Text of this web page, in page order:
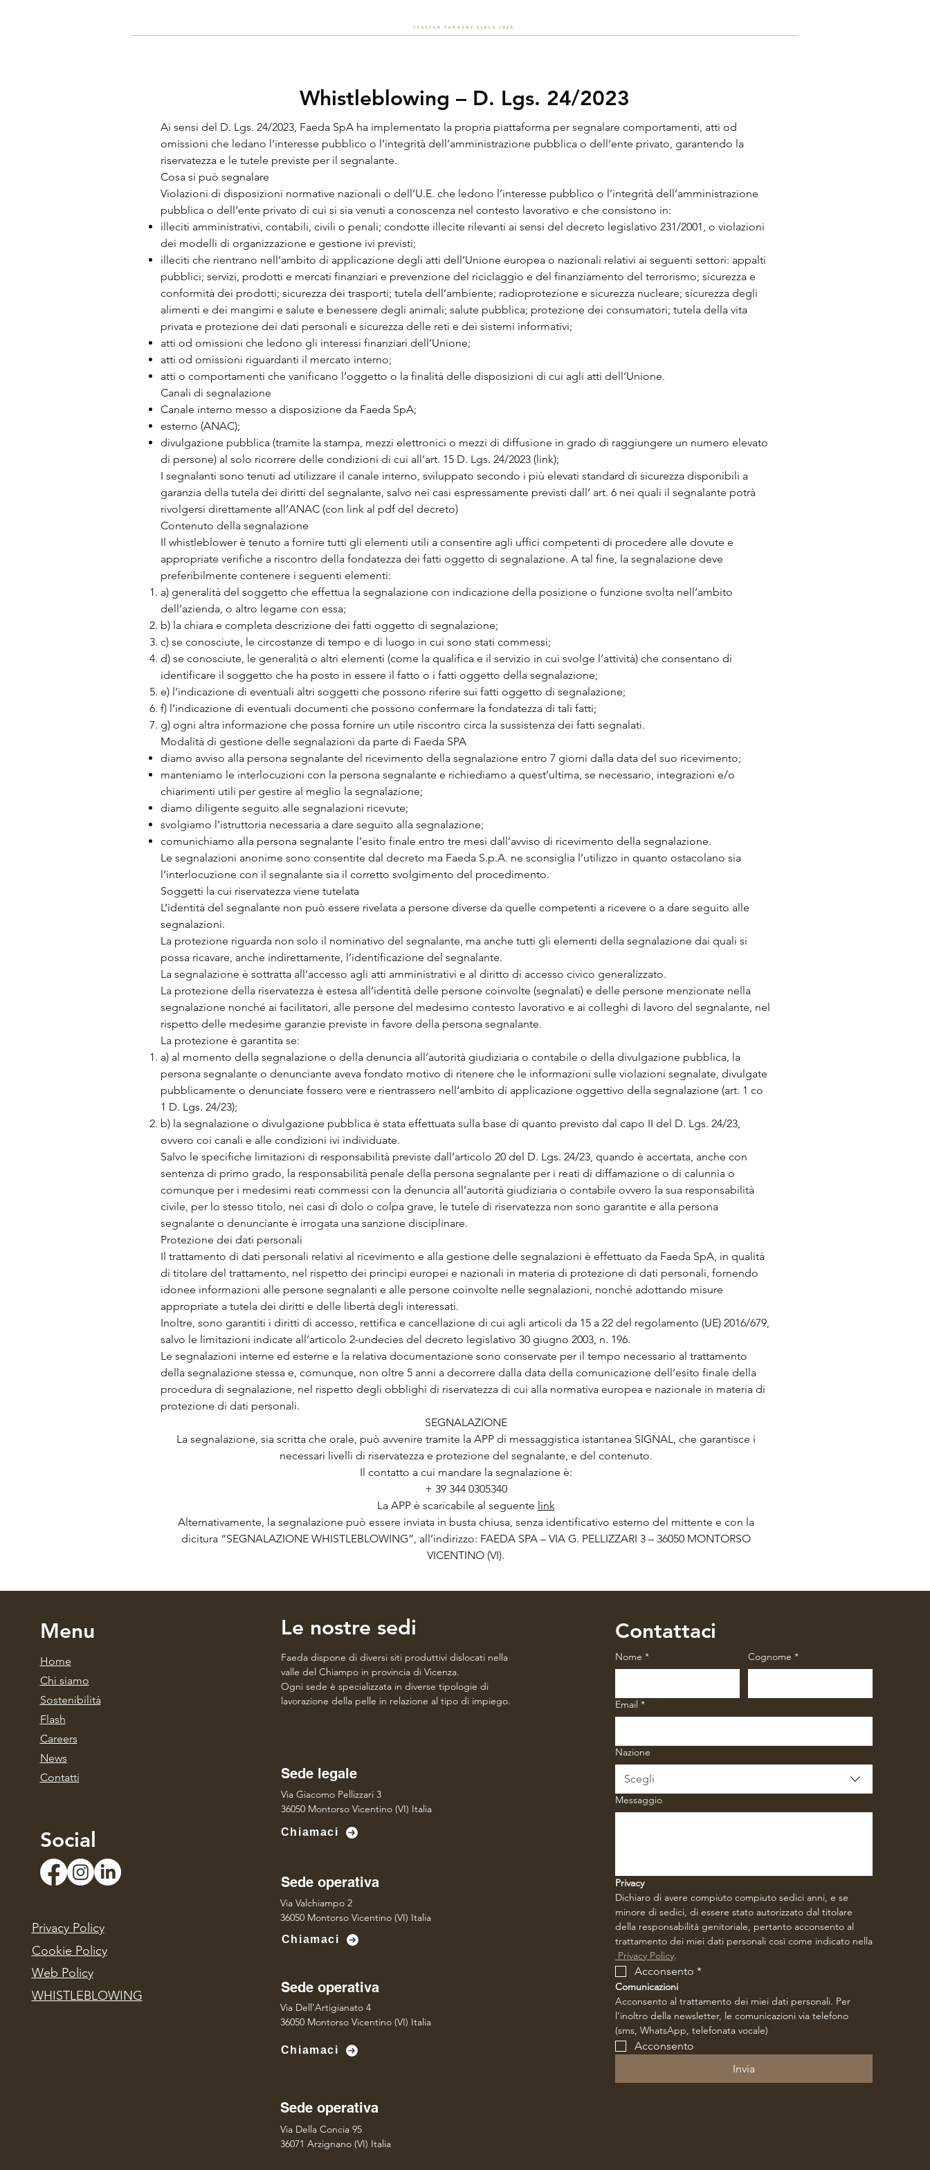
Whistleblowing – D. Lgs. 24/2023
Ai sensi del D. Lgs. 24/2023, Faeda SpA ha implementato la propria piattaforma per segnalare comportamenti, atti od
omissioni che ledano l’interesse pubblico o l’integrità dell’amministrazione pubblica o dell’ente privato, garantendo la
riservatezza e le tutele previste per il segnalante.
Cosa si può segnalare
Violazioni di disposizioni normative nazionali o dell’U.E. che ledono l’interesse pubblico o l’integrità dell’amministrazione
pubblica o dell’ente privato di cui si sia venuti a conoscenza nel contesto lavorativo e che consistono in:
illeciti amministrativi, contabili, civili o penali; condotte illecite rilevanti ai sensi del decreto legislativo 231/2001, o violazioni
dei modelli di organizzazione e gestione ivi previsti;
illeciti che rientrano nell’ambito di applicazione degli atti dell’Unione europea o nazionali relativi ai seguenti settori: appalti
pubblici; servizi, prodotti e mercati finanziari e prevenzione del riciclaggio e del finanziamento del terrorismo; sicurezza e
conformità dei prodotti; sicurezza dei trasporti; tutela dell’ambiente; radioprotezione e sicurezza nucleare; sicurezza degli
alimenti e dei mangimi e salute e benessere degli animali; salute pubblica; protezione dei consumatori; tutela della vita
privata e protezione dei dati personali e sicurezza delle reti e dei sistemi informativi;
atti od omissioni che ledono gli interessi finanziari dell’Unione;
atti od omissioni riguardanti il mercato interno;
atti o comportamenti che vanificano l’oggetto o la finalità delle disposizioni di cui agli atti dell’Unione.
Canali di segnalazione
Canale interno messo a disposizione da Faeda SpA;
esterno (ANAC);
divulgazione pubblica (tramite la stampa, mezzi elettronici o mezzi di diffusione in grado di raggiungere un numero elevato
di persone) al solo ricorrere delle condizioni di cui all’art. 15 D. Lgs. 24/2023 (link);
I segnalanti sono tenuti ad utilizzare il canale interno, sviluppato secondo i più elevati standard di sicurezza disponibili a
garanzia della tutela dei diritti del segnalante, salvo nei casi espressamente previsti dall’ art. 6 nei quali il segnalante potrà
rivolgersi direttamente all’ANAC (con link al pdf del decreto)
Contenuto della segnalazione
Il whistleblower è tenuto a fornire tutti gli elementi utili a consentire agli uffici competenti di procedere alle dovute e
appropriate verifiche a riscontro della fondatezza dei fatti oggetto di segnalazione. A tal fine, la segnalazione deve
preferibilmente contenere i seguenti elementi:
a) generalità del soggetto che effettua la segnalazione con indicazione della posizione o funzione svolta nell’ambito
dell’azienda, o altro legame con essa;
b) la chiara e completa descrizione dei fatti oggetto di segnalazione;
c) se conosciute, le circostanze di tempo e di luogo in cui sono stati commessi;
d) se conosciute, le generalità o altri elementi (come la qualifica e il servizio in cui svolge l’attività) che consentano di
identificare il soggetto che ha posto in essere il fatto o i fatti oggetto della segnalazione;
e) l’indicazione di eventuali altri soggetti che possono riferire sui fatti oggetto di segnalazione;
f) l’indicazione di eventuali documenti che possono confermare la fondatezza di tali fatti;
g) ogni altra informazione che possa fornire un utile riscontro circa la sussistenza dei fatti segnalati.
Modalità di gestione delle segnalazioni da parte di Faeda SPA
diamo avviso alla persona segnalante del ricevimento della segnalazione entro 7 giorni dalla data del suo ricevimento;
manteniamo le interlocuzioni con la persona segnalante e richiediamo a quest’ultima, se necessario, integrazioni e/o
chiarimenti utili per gestire al meglio la segnalazione;
diamo diligente seguito alle segnalazioni ricevute;
svolgiamo l’istruttoria necessaria a dare seguito alla segnalazione;
comunichiamo alla persona segnalante l’esito finale entro tre mesi dall’avviso di ricevimento della segnalazione.
Le segnalazioni anonime sono consentite dal decreto ma Faeda S.p.A. ne sconsiglia l’utilizzo in quanto ostacolano sia
l’interlocuzione con il segnalante sia il corretto svolgimento del procedimento.
Soggetti la cui riservatezza viene tutelata
L’identità del segnalante non può essere rivelata a persone diverse da quelle competenti a ricevere o a dare seguito alle
segnalazioni.
La protezione riguarda non solo il nominativo del segnalante, ma anche tutti gli elementi della segnalazione dai quali si
possa ricavare, anche indirettamente, l’identificazione del segnalante.
La segnalazione è sottratta all’accesso agli atti amministrativi e al diritto di accesso civico generalizzato.
La protezione della riservatezza è estesa all’identità delle persone coinvolte (segnalati) e delle persone menzionate nella
segnalazione nonché ai facilitatori, alle persone del medesimo contesto lavorativo e ai colleghi di lavoro del segnalante, nel
rispetto delle medesime garanzie previste in favore della persona segnalante.
La protezione è garantita se:
a) al momento della segnalazione o della denuncia all’autorità giudiziaria o contabile o della divulgazione pubblica, la
persona segnalante o denunciante aveva fondato motivo di ritenere che le informazioni sulle violazioni segnalate, divulgate
pubblicamente o denunciate fossero vere e rientrassero nell’ambito di applicazione oggettivo della segnalazione (art. 1 co
1 D. Lgs. 24/23);
b) la segnalazione o divulgazione pubblica è stata effettuata sulla base di quanto previsto dal capo II del D. Lgs. 24/23,
ovvero coi canali e alle condizioni ivi individuate.
Salvo le specifiche limitazioni di responsabilità previste dall’articolo 20 del D. Lgs. 24/23, quando è accertata, anche con
sentenza di primo grado, la responsabilità penale della persona segnalante per i reati di diffamazione o di calunnia o
comunque per i medesimi reati commessi con la denuncia all’autorità giudiziaria o contabile ovvero la sua responsabilità
civile, per lo stesso titolo, nei casi di dolo o colpa grave, le tutele di riservatezza non sono garantite e alla persona
segnalante o denunciante è irrogata una sanzione disciplinare.
Protezione dei dati personali
Il trattamento di dati personali relativi al ricevimento e alla gestione delle segnalazioni è effettuato da Faeda SpA, in qualità
di titolare del trattamento, nel rispetto dei princìpi europei e nazionali in materia di protezione di dati personali, fornendo
idonee informazioni alle persone segnalanti e alle persone coinvolte nelle segnalazioni, nonché adottando misure
appropriate a tutela dei diritti e delle libertà degli interessati.
Inoltre, sono garantiti i diritti di accesso, rettifica e cancellazione di cui agli articoli da 15 a 22 del regolamento (UE) 2016/679,
salvo le limitazioni indicate all’articolo 2-undecies del decreto legislativo 30 giugno 2003, n. 196.
Le segnalazioni interne ed esterne e la relativa documentazione sono conservate per il tempo necessario al trattamento
della segnalazione stessa e, comunque, non oltre 5 anni a decorrere dalla data della comunicazione dell’esito finale della
procedura di segnalazione, nel rispetto degli obblighi di riservatezza di cui alla normativa europea e nazionale in materia di
protezione di dati personali.
SEGNALAZIONE
La segnalazione, sia scritta che orale, può avvenire tramite la APP di messaggistica istantanea SIGNAL, che garantisce i
necessari livelli di riservatezza e protezione del segnalante, e del contenuto.
Il contatto a cui mandare la segnalazione è:
+ 39 344 0305340
La APP è scaricabile al seguente link
Alternativamente, la segnalazione può essere inviata in busta chiusa, senza identificativo esterno del mittente e con la
dicitura “SEGNALAZIONE WHISTLEBLOWING”, all’indirizzo: FAEDA SPA – VIA G. PELLIZZARI 3 – 36050 MONTORSO
VICENTINO (VI).
Menu
Home
Chi siamo
Sostenibilità
Flash
Careers
News
Contatti
Social
Privacy Policy
Cookie Policy
Web Policy
WHISTLEBLOWING
Le nostre sedi
Faeda dispone di diversi siti produttivi dislocati nella
valle del Chiampo in provincia di Vicenza.
Ogni sede è specializzata in diverse tipologie di
lavorazione della pelle in relazione al tipo di impiego.
Sede legale
Via Giacomo Pellizzari 3
36050 Montorso Vicentino (VI) Italia
Chiamaci
Sede operativa
Via Valchiampo 2
36050 Montorso Vicentino (VI) Italia
Chiamaci
Sede operativa
Via Dell’Artigianato 4
36050 Montorso Vicentino (VI) Italia
Chiamaci
Sede operativa
Via Della Concia 95
36071 Arzignano (VI) Italia
Contattaci
Nome * Cognome *
Email *
Nazione
Scegli
Messaggio
Privacy
Dichiaro di avere compiuto compiuto sedici anni, e se
minore di sedici, di essere stato autorizzato dal titolare
della responsabilità genitoriale, pertanto acconsento al
trattamento dei miei dati personali così come indicato nella
Privacy Policy.
Acconsento *
Comunicazioni
Acconsento al trattamento dei miei dati personali. Per
l’inoltro della newsletter, le comunicazioni via telefono
(sms, WhatsApp, telefonata vocale)
Acconsento
Invia